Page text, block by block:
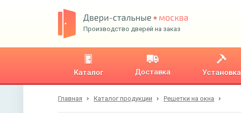
Производство дверей на заказ
Каталог Доставка Установка
Главная Каталог продукции Решетки на окна